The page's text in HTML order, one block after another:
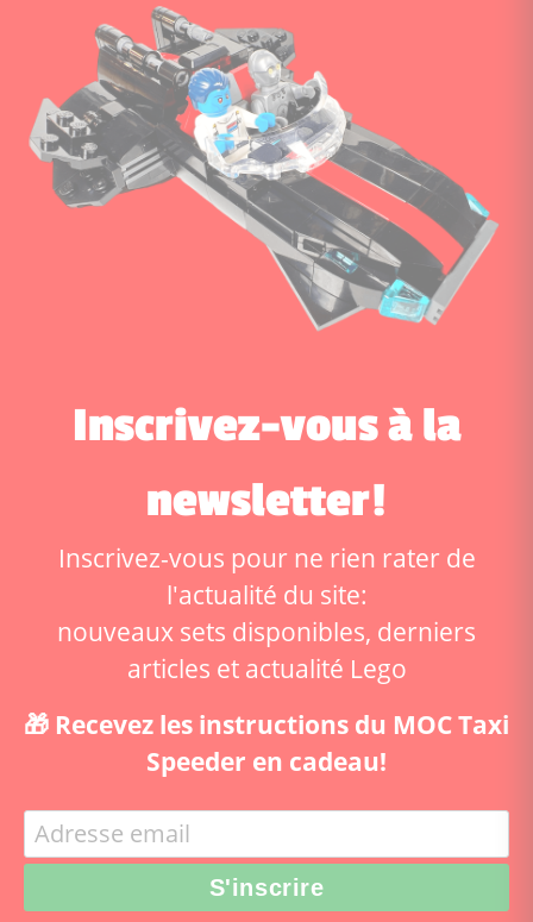
Inscrivez-vous à la
newsletter!
Inscrivez-vous pour ne rien rater de
l'actualité du site:
nouveaux sets disponibles, derniers
articles et actualité Lego
🎁 Recevez les instructions du MOC Taxi
Speeder en cadeau!